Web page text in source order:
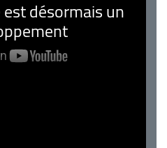
désormais un